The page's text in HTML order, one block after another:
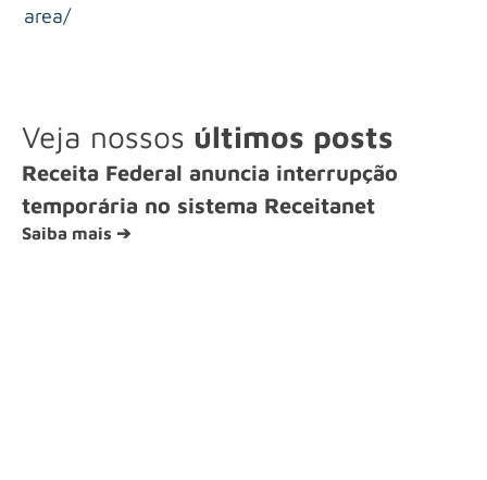
area/
Veja nossos últimos posts
Receita Federal anuncia interrupção
temporária no sistema Receitanet
Saiba mais ➔